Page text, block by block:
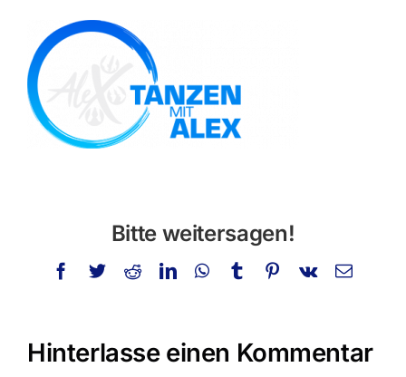
Privatstunden
Schminken
Info
Bitte weitersagen!
Facebook
TwitterRedditLinkedInWhatsApp
TumblrPinterest
Vk
E-
Hinterlasse einen Kommentar